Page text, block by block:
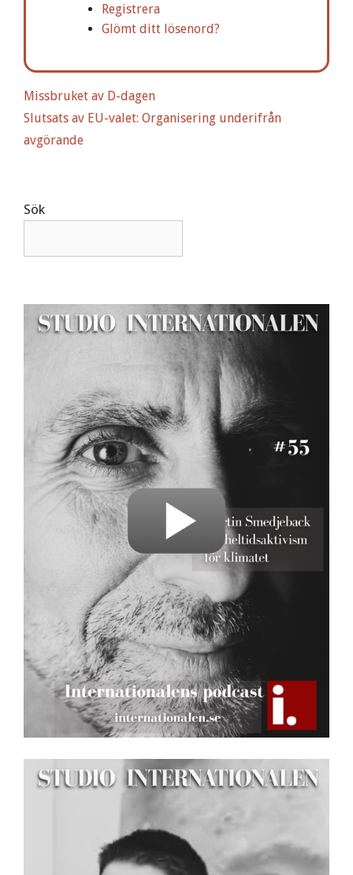
v
e
:
Registrera
Glömt ditt lösenord?
Missbruket av D-dagen
Slutsats av EU-valet: Organisering underifrån
avgörande
Sök